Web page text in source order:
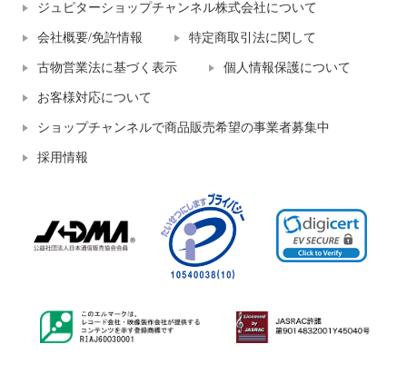
ジュピターショップチャンネル株式会社について
会社概要/免許情報 特定商取引法に関して
古物営業法に基づく表示 個人情報保護について
お客様対応について
ショップチャンネルで商品販売希望の事業者募集中
採用情報